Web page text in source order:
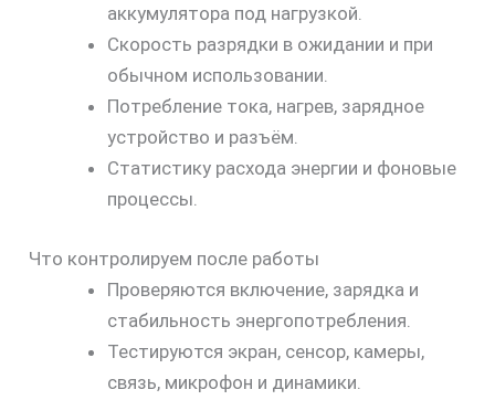
аккумулятора под нагрузкой.
Скорость разрядки в ожидании и при
обычном использовании.
Потребление тока, нагрев, зарядное
устройство и разъём.
Статистику расхода энергии и фоновые
процессы.
Что контролируем после работы
Проверяются включение, зарядка и
стабильность энергопотребления.
Тестируются экран, сенсор, камеры,
связь, микрофон и динамики.